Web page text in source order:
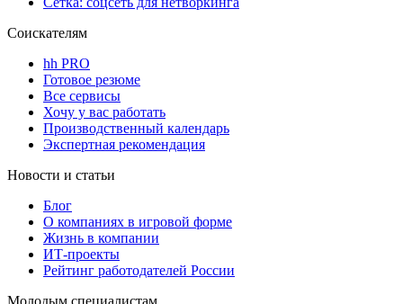
Соискателям
hh PRO
Готовое резюме
Все сервисы
Хочу у вас работать
Производственный календарь
Экспертная рекомендация
Новости и статьи
Блог
О компаниях в игровой форме
Жизнь в компании
ИТ-проекты
Рейтинг работодателей России
Молодым специалистам